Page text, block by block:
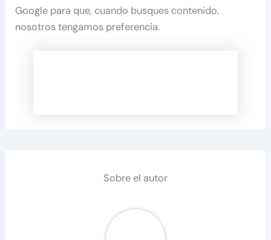
Google para que, cuando busques contenido,
nosotros tengamos preferencia.
Sobre el autor